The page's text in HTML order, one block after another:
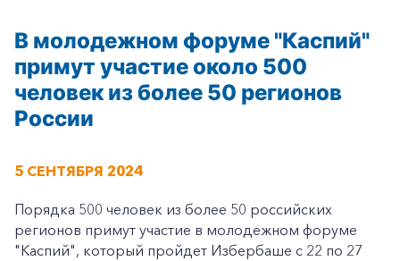
В молодежном форуме "Каспий"
примут участие около 500
человек из более 50 регионов
России
5 СЕНТЯБРЯ 2024
Порядка 500 человек из более 50 российских
регионов примут участие в молодежном форуме
"Каспий", который пройдет Избербаше с 22 по 27